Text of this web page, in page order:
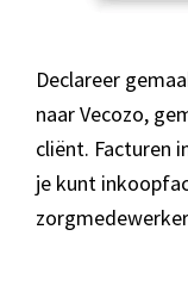
Declareer
naar Vecozo,
cliënt. Facturen
je kunt